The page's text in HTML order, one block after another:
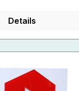
Details